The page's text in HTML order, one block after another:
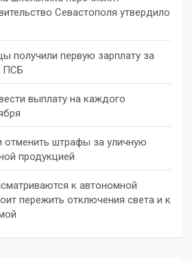
Севастополя утвердило
получили первую зарплату за
ПСБ
выплату на каждого
отменить штрафы за уличную
продукцией
к автономной
пережить отключения света и к